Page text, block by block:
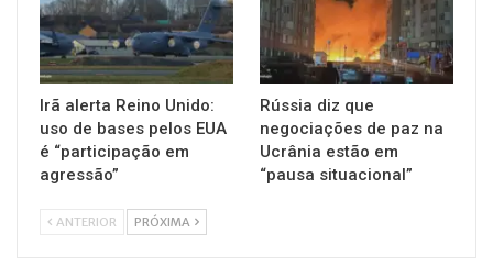
Irã alerta Reino Unido:
uso de bases pelos EUA
é “participação em
agressão”
Rússia diz que
negociações de paz na
Ucrânia estão em
“pausa situacional”
ANTERIOR PRÓXIMA